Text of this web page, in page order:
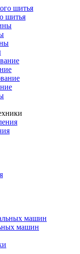
шитья
машин